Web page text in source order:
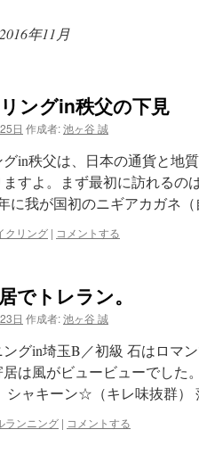
2016年11月
ングin秩父の下見
日 作成者:池ヶ谷 誠
in秩父は、日本の通貨と地
すよ。まず最初に訪れるの
に我が国初のニギアカガネ
クリング | コメントする
でトレラン。
日 作成者:池ヶ谷 誠
ングin埼玉B／初級 石はロマ
は風がビュービューでした
シャキーン☆（キレ味抜群
ランニング | コメントする